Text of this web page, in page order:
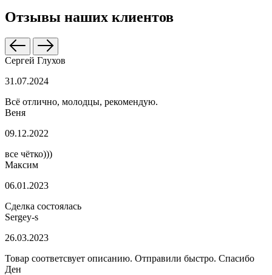
Отзывы наших клиентов
Сергей Глухов
31.07.2024
Всё отлично, молодцы, рекомендую.
Веня
09.12.2022
все чётко)))
Максим
06.01.2023
Сделка состоялась
Sergey-s
26.03.2023
Товар соответсвует описанию. Отправили быстро. Спасибо
Ден